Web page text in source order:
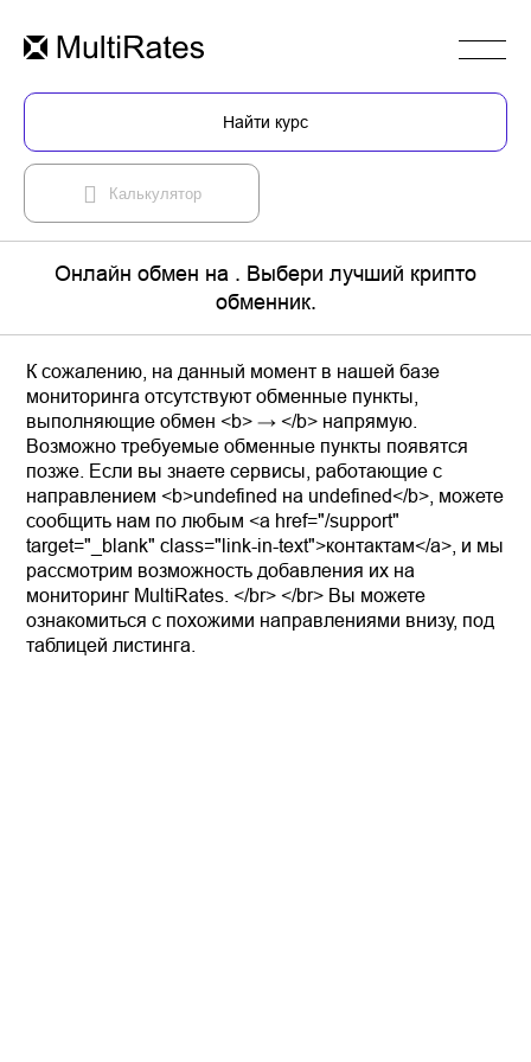
Найти курс
Калькулятор
Онлайн обмен на . Выбери лучший крипто
обменник.
К сожалению, на данный момент в нашей базе
мониторинга отсутствуют обменные пункты,
выполняющие обмен <b> → </b> напрямую.
Возможно требуемые обменные пункты появятся
позже. Если вы знаете сервисы, работающие с
направлением <b>undefined на undefined</b>, можете
сообщить нам по любым <a href="/support"
target="_blank" class="link-in-text">контактам</a>, и мы
рассмотрим возможность добавления их на
мониторинг MultiRates. </br> </br> Вы можете
ознакомиться с похожими направлениями внизу, под
таблицей листинга.